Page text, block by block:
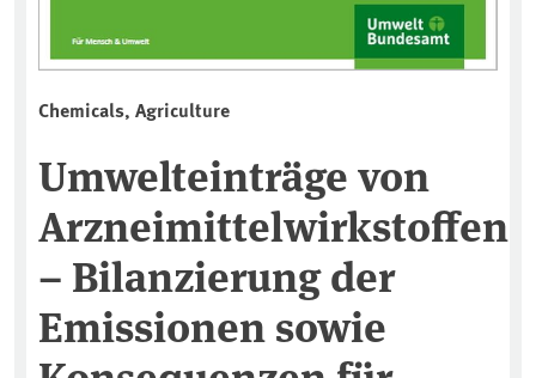
Chemicals, Agriculture
Umwelteinträge von
Arzneimittelwirkstoffen
– Bilanzierung der
Emissionen sowie